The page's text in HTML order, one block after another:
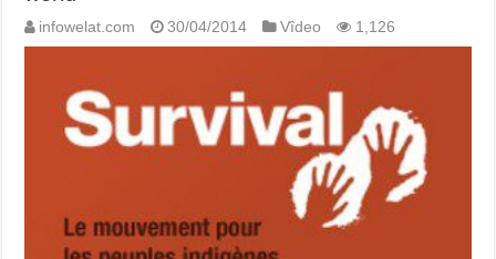
infowelat.com 30/04/2014 Vîdeo 1,126